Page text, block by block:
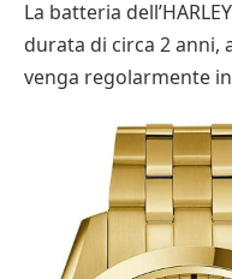
La batteria
durata di circa 2 anni,
venga regolarmente